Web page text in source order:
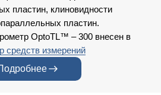
пластин, клиновидности
пластин.
OptoTL™ – 300 внесен в
средств измерений